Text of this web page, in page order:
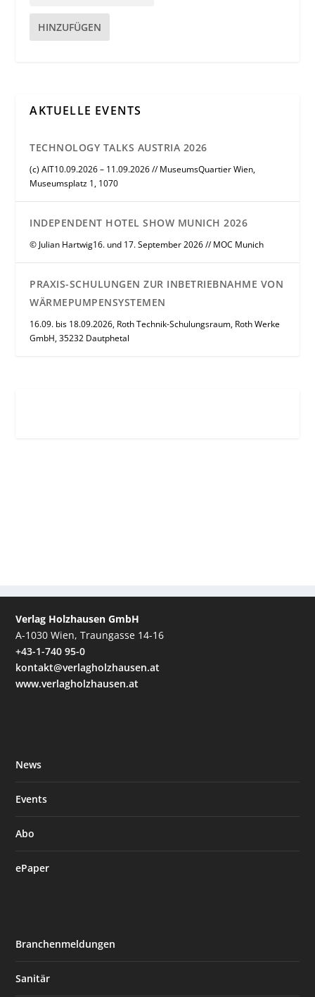
HINZUFÜGEN
AKTUELLE EVENTS
TECHNOLOGY TALKS AUSTRIA 2026
(c) AIT10.09.2026 – 11.09.2026 // MuseumsQuartier Wien,
Museumsplatz 1, 1070
INDEPENDENT HOTEL SHOW MUNICH 2026
© Julian Hartwig16. und 17. September 2026 // MOC Munich
PRAXIS-SCHULUNGEN ZUR INBETRIEBNAHME VON
WÄRMEPUMPENSYSTEMEN
16.09. bis 18.09.2026, Roth Technik-Schulungsraum, Roth Werke
GmbH, 35232 Dautphetal
Verlag Holzhausen GmbH
A-1030 Wien, Traungasse 14-16
+43-1-740 95-0
kontakt@verlagholzhausen.at
www.verlagholzhausen.at
News
Events
Abo
ePaper
Branchenmeldungen
Sanitär